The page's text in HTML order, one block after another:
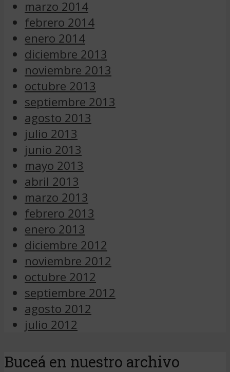
marzo 2014
febrero 2014
enero 2014
diciembre 2013
noviembre 2013
octubre 2013
septiembre 2013
agosto 2013
julio 2013
junio 2013
mayo 2013
abril 2013
marzo 2013
febrero 2013
enero 2013
diciembre 2012
noviembre 2012
octubre 2012
septiembre 2012
agosto 2012
julio 2012
Buceá en nuestro archivo